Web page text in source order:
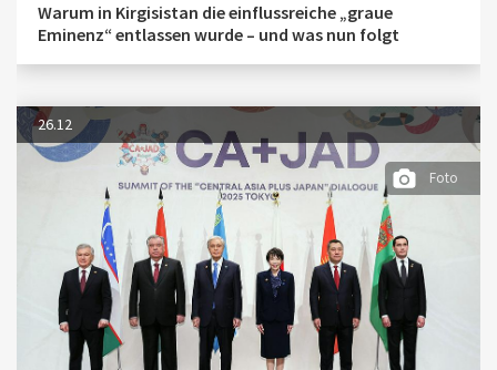
Warum in Kirgisistan die einflussreiche „graue
Eminenz“ entlassen wurde – und was nun folgt
26.12
Foto